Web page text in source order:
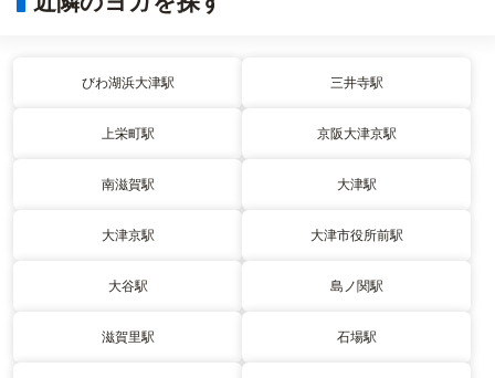
びわ湖浜大津駅 三井寺駅
上栄町駅 京阪大津京駅
南滋賀駅 大津駅
大津京駅 大津市役所前駅
大谷駅 島ノ関駅
滋賀里駅 石場駅